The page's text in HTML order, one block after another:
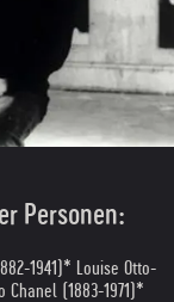
Personen:
1941) * Louise Otto-
Chanel (1883-1971) *